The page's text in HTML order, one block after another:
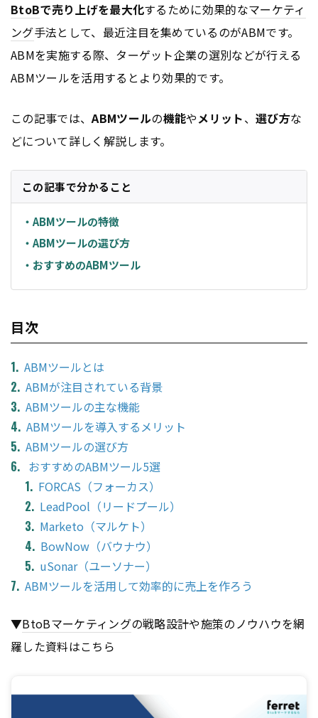
BtoBで売り上げを最大化するために効果的なマーケティ
ング手法として、最近注目を集めているのがABMです。
ABMを実施する際、ターゲット企業の選別などが行える
ABMツールを活用するとより効果的です。
この記事では、ABMツールの機能やメリット、選び方な
どについて詳しく解説します。
この記事で分かること
・ABMツールの特徴
・ABMツールの選び方
・おすすめのABMツール
目次
ABMツールとは
ABMが注目されている背景
ABMツールの主な機能
ABMツールを導入するメリット
ABMツールの選び方
おすすめのABMツール5選
FORCAS（フォーカス）
LeadPool（リードプール）
Marketo（マルケト）
BowNow（バウナウ）
uSonar（ユーソナー）
ABMツールを活用して効率的に売上を作ろう
▼BtoBマーケティングの戦略設計や施策のノウハウを網
羅した資料はこちら